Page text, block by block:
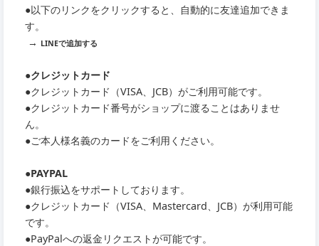
●以下のリンクをクリックすると、自動的に友達追加できま
す。
→ LINEで追加する
●クレジットカード
●クレジットカード（VISA、JCB）がご利用可能です。
●クレジットカード番号がショップに渡ることはありませ
ん。
●ご本人様名義のカードをご利用ください。
●PAYPAL
●銀行振込をサポートしております。
●クレジットカード（VISA、Mastercard、JCB）が利用可能
です。
●PayPalへの返金リクエストが可能です。